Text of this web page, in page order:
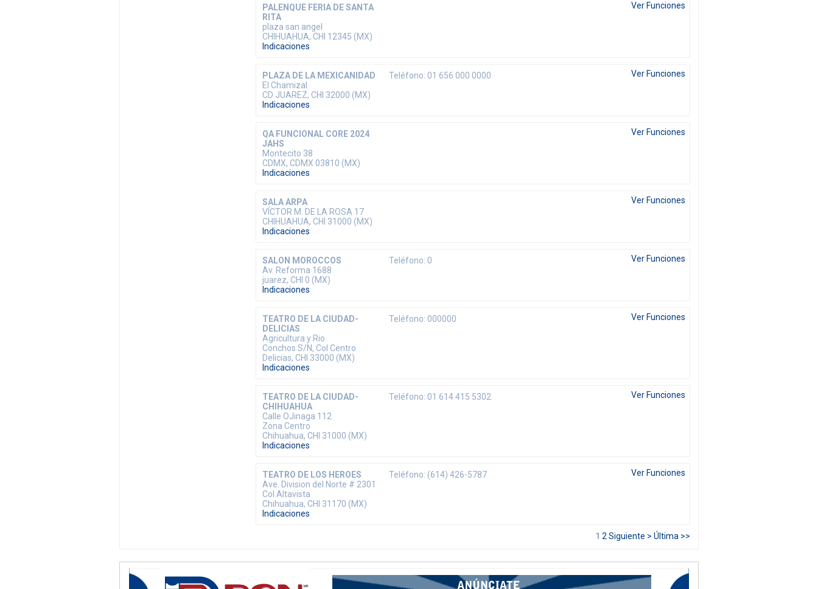
PALENQUE FERIA DE SANTA
RITA
plaza san angel
CHIHUAHUA, CHI 12345 (MX)
Indicaciones
Ver Funciones
PLAZA DE LA MEXICANIDAD
El Chamizal
CD JUAREZ, CHI 32000 (MX)
Indicaciones
Teléfono: 01 656 000 0000 Ver Funciones
QA FUNCIONAL CORE 2024
JAHS
Montecito 38
CDMX, CDMX 03810 (MX)
Indicaciones
Ver Funciones
SALA ARPA
VÍCTOR M. DE LA ROSA 17
CHIHUAHUA, CHI 31000 (MX)
Indicaciones
Ver Funciones
SALON MOROCCOS
Av. Reforma 1688
juarez, CHI 0 (MX)
Indicaciones
Teléfono: 0 Ver Funciones
TEATRO DE LA CIUDAD-
DELICIAS
Agricultura y Rio
Conchos S/N, Col Centro
Delicias, CHI 33000 (MX)
Indicaciones
Teléfono: 000000 Ver Funciones
TEATRO DE LA CIUDAD-
CHIHUAHUA
Calle OJinaga 112
Zona Centro
Chihuahua, CHI 31000 (MX)
Indicaciones
Teléfono: 01 614 415 5302 Ver Funciones
TEATRO DE LOS HEROES
Ave. Division del Norte # 2301
Col Altavista
Chihuahua, CHI 31170 (MX)
Indicaciones
Teléfono: (614) 426-5787 Ver Funciones
1 2 Siguiente > Última >>